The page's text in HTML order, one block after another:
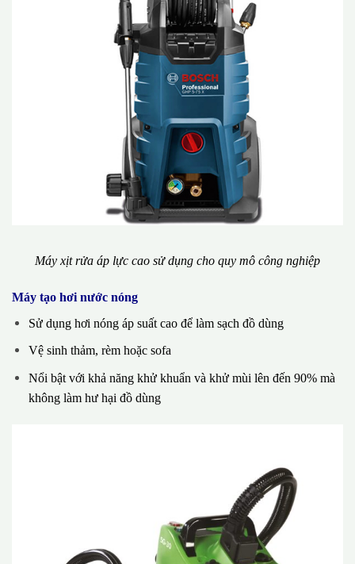
Máy xịt rửa áp lực cao sử dụng cho quy mô công nghiệp
Máy tạo hơi nước nóng
Sử dụng hơi nóng áp suất cao để làm sạch đồ dùng
Vệ sinh thảm, rèm hoặc sofa
Nổi bật với khả năng khử khuẩn và khử mùi lên đến 90% mà
không làm hư hại đồ dùng